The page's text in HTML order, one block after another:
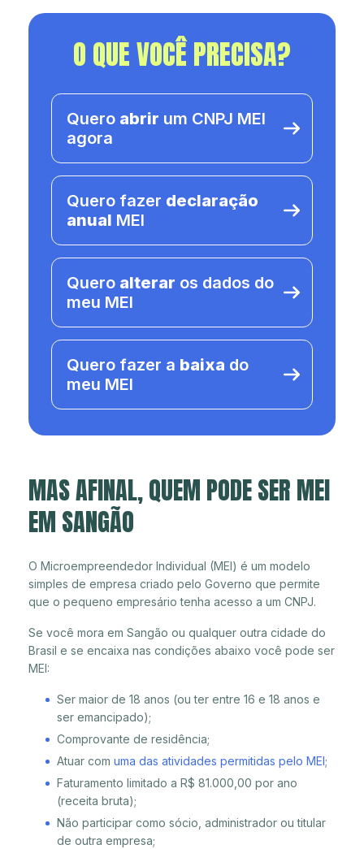
O QUE VOCÊ PRECISA?
Quero abrir um CNPJ MEI
agora
Quero fazer declaração
anual MEI
Quero alterar os dados do
meu MEI
Quero fazer a baixa do
meu MEI
MAS AFINAL, QUEM PODE SER MEI
EM SANGÃO
O Microempreendedor Individual (MEI) é um modelo
simples de empresa criado pelo Governo que permite
que o pequeno empresário tenha acesso a um CNPJ.
Se você mora em Sangão ou qualquer outra cidade do
Brasil e se encaixa nas condições abaixo você pode ser
MEI:
Ser maior de 18 anos (ou ter entre 16 e 18 anos e
ser emancipado);
Comprovante de residência;
Atuar com uma das atividades permitidas pelo MEI;
Faturamento limitado a R$ 81.000,00 por ano
(receita bruta);
Não participar como sócio, administrador ou titular
de outra empresa;